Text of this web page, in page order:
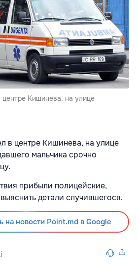
Кишинева, на улице
в центре Кишинева, на улице
мальчика срочно
прибыли полицейские,
детали случившегося.
на новости Point.md в Google